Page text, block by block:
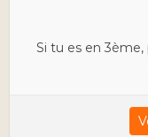
Si tu es en